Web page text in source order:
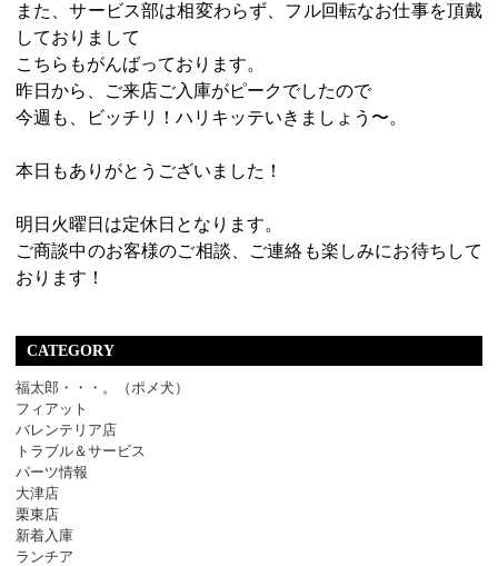
また、サービス部は相変わらず、フル回転なお仕事を頂戴
しておりまして
こちらもがんばっております。
昨日から、ご来店ご入庫がピークでしたので
今週も、ビッチリ！ハリキッテいきましょう〜。
本日もありがとうございました！
明日火曜日は定休日となります。
ご商談中のお客様のご相談、ご連絡も楽しみにお待ちして
おります！
CATEGORY
福太郎・・・。（ポメ犬）
フィアット
バレンテリア店
トラブル＆サービス
パーツ情報
大津店
栗東店
新着入庫
ランチア